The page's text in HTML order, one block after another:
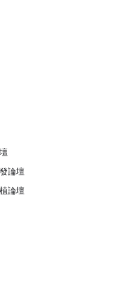
論壇
論壇